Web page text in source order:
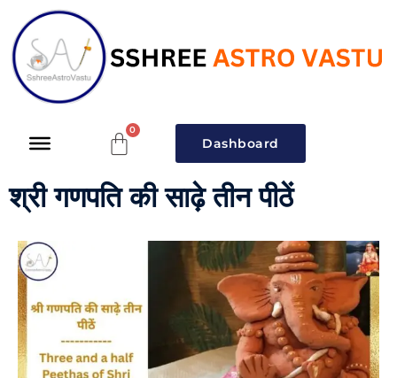
Dashboard
श्री गणपति की साढ़े तीन पीठें